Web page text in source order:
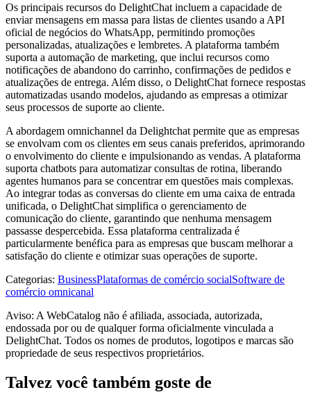
Os principais recursos do DelightChat incluem a capacidade de
enviar mensagens em massa para listas de clientes usando a API
oficial de negócios do WhatsApp, permitindo promoções
personalizadas, atualizações e lembretes. A plataforma também
suporta a automação de marketing, que inclui recursos como
notificações de abandono do carrinho, confirmações de pedidos e
atualizações de entrega. Além disso, o DelightChat fornece respostas
automatizadas usando modelos, ajudando as empresas a otimizar
seus processos de suporte ao cliente.
A abordagem omnichannel da Delightchat permite que as empresas
se envolvam com os clientes em seus canais preferidos, aprimorando
o envolvimento do cliente e impulsionando as vendas. A plataforma
suporta chatbots para automatizar consultas de rotina, liberando
agentes humanos para se concentrar em questões mais complexas.
Ao integrar todas as conversas do cliente em uma caixa de entrada
unificada, o DelightChat simplifica o gerenciamento de
comunicação do cliente, garantindo que nenhuma mensagem
passasse despercebida. Essa plataforma centralizada é
particularmente benéfica para as empresas que buscam melhorar a
satisfação do cliente e otimizar suas operações de suporte.
Categorias: BusinessPlataformas de comércio socialSoftware de
comércio omnicanal
Aviso: A WebCatalog não é afiliada, associada, autorizada,
endossada por ou de qualquer forma oficialmente vinculada a
DelightChat. Todos os nomes de produtos, logotipos e marcas são
propriedade de seus respectivos proprietários.
Talvez você também goste de